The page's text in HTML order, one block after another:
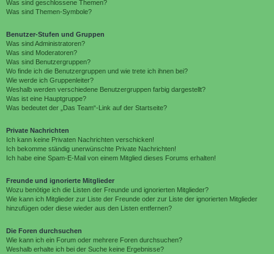
Was sind geschlossene Themen?
Was sind Themen-Symbole?
Benutzer-Stufen und Gruppen
Was sind Administratoren?
Was sind Moderatoren?
Was sind Benutzergruppen?
Wo finde ich die Benutzergruppen und wie trete ich ihnen bei?
Wie werde ich Gruppenleiter?
Weshalb werden verschiedene Benutzergruppen farbig dargestellt?
Was ist eine Hauptgruppe?
Was bedeutet der „Das Team“-Link auf der Startseite?
Private Nachrichten
Ich kann keine Privaten Nachrichten verschicken!
Ich bekomme ständig unerwünschte Private Nachrichten!
Ich habe eine Spam-E-Mail von einem Mitglied dieses Forums erhalten!
Freunde und ignorierte Mitglieder
Wozu benötige ich die Listen der Freunde und ignorierten Mitglieder?
Wie kann ich Mitglieder zur Liste der Freunde oder zur Liste der ignorierten Mitglieder
hinzufügen oder diese wieder aus den Listen entfernen?
Die Foren durchsuchen
Wie kann ich ein Forum oder mehrere Foren durchsuchen?
Weshalb erhalte ich bei der Suche keine Ergebnisse?